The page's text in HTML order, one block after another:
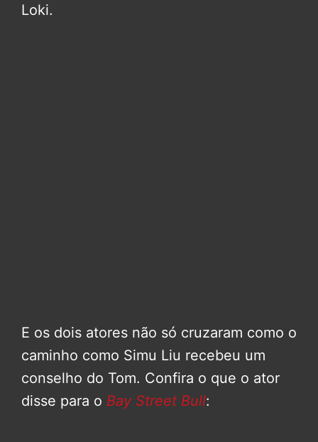
Loki.
E os dois atores não só cruzaram como o
caminho como Simu Liu recebeu um
conselho do Tom. Confira o que o ator
disse para o Bay Street Bull: